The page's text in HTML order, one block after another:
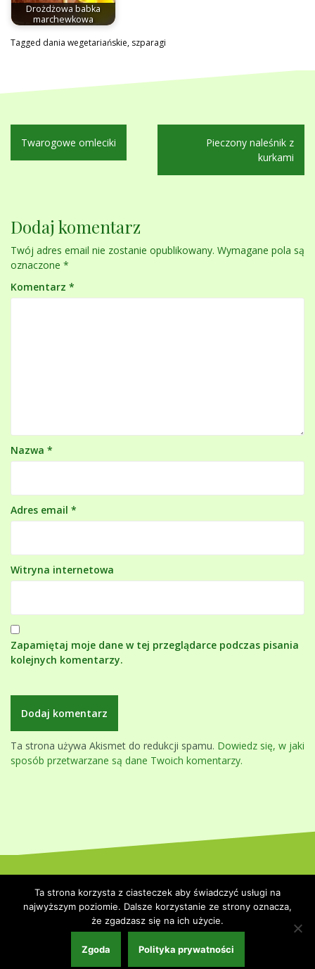
Drożdżowa babka
marchewkowa
Tagged dania wegetariańskie, szparagi
Nawigacja
wpisu
Twarogowe omleciki
Pieczony naleśnik z
kurkami
Dodaj komentarz
Twój adres email nie zostanie opublikowany. Wymagane pola są
oznaczone *
Komentarz *
Nazwa *
Adres email *
Witryna internetowa
Zapamiętaj moje dane w tej przeglądarce podczas pisania
kolejnych komentarzy.
Ta strona używa Akismet do redukcji spamu. Dowiedz się, w jaki
sposób przetwarzane są dane Twoich komentarzy.
Themeisle.
Strona główna
Polityka prywatności
Współpraca i kontakt
Ta strona korzysta z ciasteczek aby świadczyć usługi na
najwyższym poziomie. Dalsze korzystanie ze strony oznacza,
że zgadzasz się na ich użycie.
Zgoda Polityka prywatności